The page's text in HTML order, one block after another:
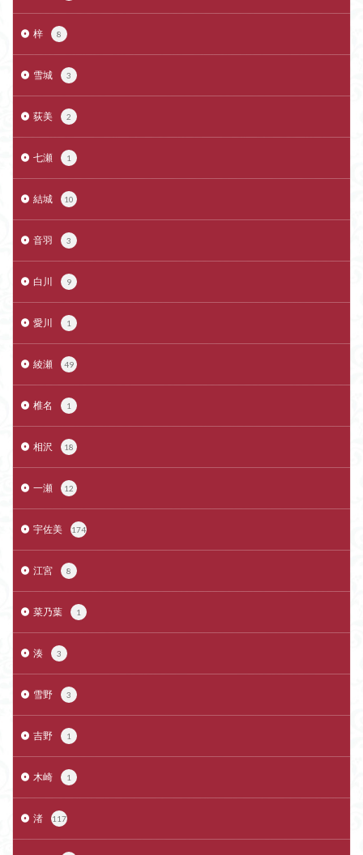
梓 8
雪城 3
荻美 2
七瀬 1
結城 10
音羽 3
白川 9
愛川 1
綾瀬 49
椎名 1
相沢 18
一瀬 12
宇佐美 174
江宮 8
菜乃葉 1
湊 3
雪野 3
吉野 1
木崎 1
渚 117